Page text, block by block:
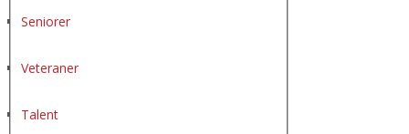
Seniorer
Veteraner
Talent